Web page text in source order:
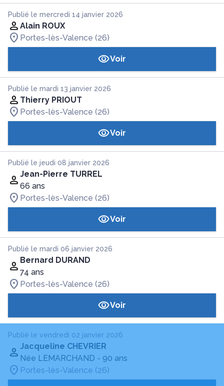
Publié le mercredi 14 janvier 2026
Alain ROUX
Portes-lès-Valence (26)
Voir
Publié le mardi 13 janvier 2026
Thierry PRIOUT
Portes-lès-Valence (26)
Voir
Publié le jeudi 08 janvier 2026
Jean-Pierre TURREL
66 ans
Portes-lès-Valence (26)
Voir
Publié le mardi 06 janvier 2026
Bernard DURAND
74 ans
Portes-lès-Valence (26)
Voir
Publié le vendredi 02 janvier 2026
Jacqueline CHEVRIER
Née LEMARCHAND - 90 ans
Portes-lès-Valence (26)